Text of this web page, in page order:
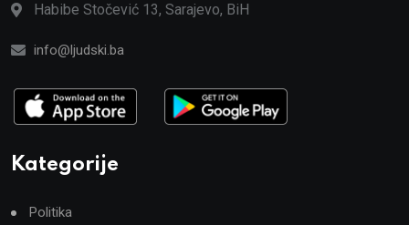
Habibe Stočević 13, Sarajevo, BiH
info@ljudski.ba
Kategorije
Politika